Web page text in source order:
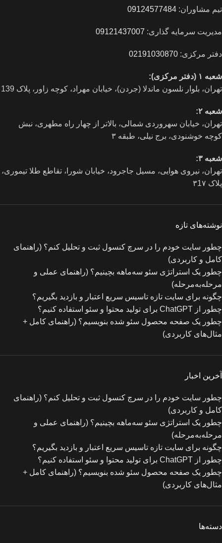
تیم مشاوران: 09124577484
مدیریت سرمایه گذاری: 09121437007
دفتر مرکزی: 02191030870
شعبه ۱ (دفتر مرکزی):
تهران، بلوار نلسون ماندلا (جردن)، خیابان مهراد، کوچه زاور، پلاک 139
شعبه ۲:
تهران، خيابان سهروردی شمالی، بالاتر از چهار راه مطهری، نبش
کوچه خوشنودی، برج نیلی، طبقه ۳
شعبه ۳:
تهران، نیروی هوایی، مسیل جاجرود، خیابان شورا، تقاطع طلا تیموری،
پلاک ۳1۷
نوشته‌های تازه
چطور سایت خودم را در سرچ کنسول ثبت و تحلیل کنم؟ (راهنمای
کامل و کاربردی)
چطور یک استراتژی سئو سه‌ماهه بچینیم؟ (راهنمای عملی و
مرحله‌به‌مرحله)
چگونه برای سایت تازه‌ تاسیس سریع اعتبار و بازدید بگیریم؟
چطور از ChatGPT برای تولید محتوا و سئو استفاده کنیم؟
چطور یک صفحه محصول سئو شده بنویسیم؟ (راهنمای کامل +
مثال‌های کاربردی)
آخرین اخبار
چطور سایت خودم را در سرچ کنسول ثبت و تحلیل کنم؟ (راهنمای
کامل و کاربردی)
چطور یک استراتژی سئو سه‌ماهه بچینیم؟ (راهنمای عملی و
مرحله‌به‌مرحله)
چگونه برای سایت تازه‌ تاسیس سریع اعتبار و بازدید بگیریم؟
چطور از ChatGPT برای تولید محتوا و سئو استفاده کنیم؟
چطور یک صفحه محصول سئو شده بنویسیم؟ (راهنمای کامل +
مثال‌های کاربردی)
دسته‌ها